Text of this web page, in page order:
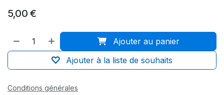
5,00 €
Ajouter au panier
Ajouter à la liste de souhaits
Conditions générales